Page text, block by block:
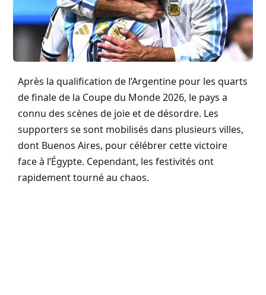
Après la qualification de l’Argentine pour les quarts
de finale de la Coupe du Monde 2026, le pays a
connu des scènes de joie et de désordre. Les
supporters se sont mobilisés dans plusieurs villes,
dont Buenos Aires, pour célébrer cette victoire
face à l’Égypte. Cependant, les festivités ont
rapidement tourné au chaos.